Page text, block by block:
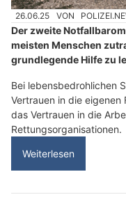
26.06.25 VON
Der zweite
meisten Menschen
grundlegende Hilfe zu
Bei lebensbedrohlichen
Vertrauen in die
das Vertrauen in die
Rettungsorganisationen.
Weiterlesen